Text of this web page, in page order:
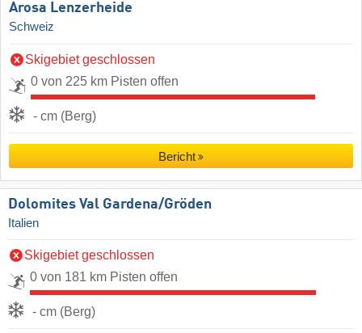
Arosa Lenzerheide
Schweiz
Skigebiet geschlossen
0 von 225 km Pisten offen
- cm (Berg)
Bericht
Dolomites Val Gardena/​Gröden
Italien
Skigebiet geschlossen
0 von 181 km Pisten offen
- cm (Berg)